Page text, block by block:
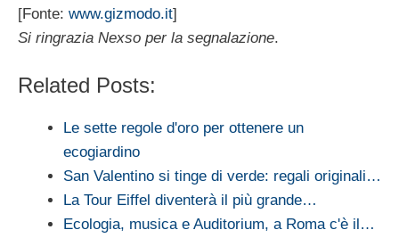
[Fonte: www.gizmodo.it]
Si ringrazia Nexso per la segnalazione.
Related Posts:
Le sette regole d'oro per ottenere un
ecogiardino
San Valentino si tinge di verde: regali originali…
La Tour Eiffel diventerà il più grande…
Ecologia, musica e Auditorium, a Roma c'è il…